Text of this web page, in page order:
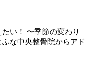
い！ 〜季節の変わり
な中央整骨院からアド